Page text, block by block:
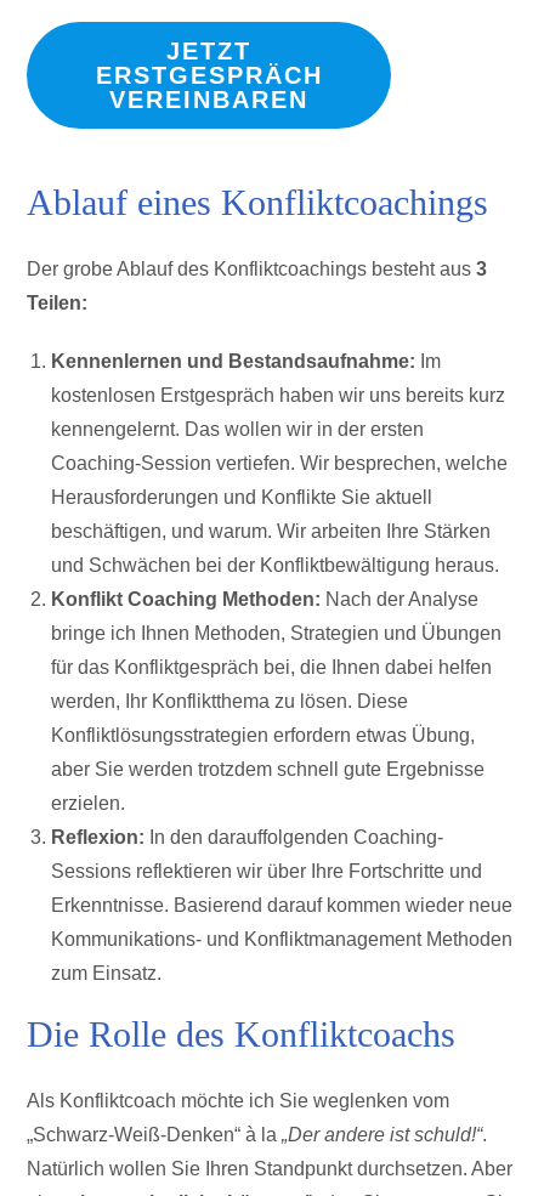
JETZT
ERSTGESPRÄCH
VEREINBAREN
Ablauf eines Konfliktcoachings
Der grobe Ablauf des Konfliktcoachings besteht aus3
Teilen:
Kennenlernen und Bestandsaufnahme: Im
kostenlosen Erstgespräch haben wir uns bereits kurz
kennengelernt. Das wollen wir in der ersten
Coaching-Session vertiefen. Wir besprechen, welche
Herausforderungen und Konflikte Sie aktuell
beschäftigen, und warum. Wir arbeiten Ihre Stärken
und Schwächen bei der Konfliktbewältigung heraus.
Konflikt Coaching Methoden: Nach der Analyse
bringe ich Ihnen Methoden, Strategien und Übungen
für das Konfliktgespräch bei, die Ihnen dabei helfen
werden, Ihr Konfliktthema zu lösen. Diese
Konfliktlösungsstrategien erfordern etwas Übung,
aber Sie werden trotzdem schnell gute Ergebnisse
erzielen.
Reflexion: In den darauffolgenden Coaching-
Sessions reflektieren wir über Ihre Fortschritte und
Erkenntnisse. Basierend darauf kommen wieder neue
Kommunikations- und Konfliktmanagement Methoden
zum Einsatz.
Die Rolle des Konfliktcoachs
Als Konfliktcoach möchte ich Sie weglenken vom
„Schwarz-Weiß-Denken“ à la„Der andere ist schuld!“.
Natürlich wollen Sie Ihren Standpunkt durchsetzen. Aber